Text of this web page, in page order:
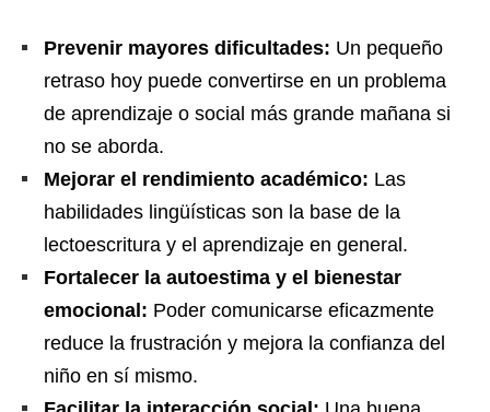
Prevenir mayores dificultades: Un pequeño
retraso hoy puede convertirse en un problema
de aprendizaje o social más grande mañana si
no se aborda.
Mejorar el rendimiento académico: Las
habilidades lingüísticas son la base de la
lectoescritura y el aprendizaje en general.
Fortalecer la autoestima y el bienestar
emocional: Poder comunicarse eficazmente
reduce la frustración y mejora la confianza del
niño en sí mismo.